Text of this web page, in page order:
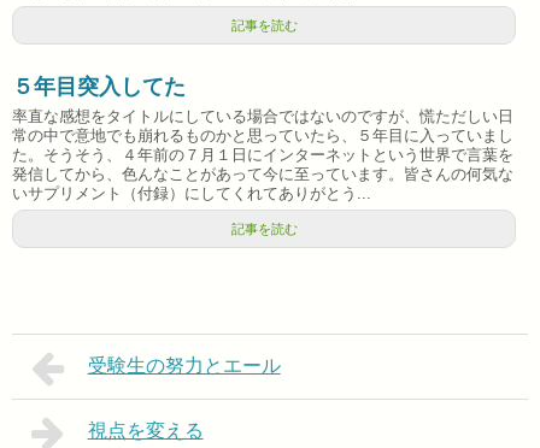
記事を読む
５年目突入してた
率直な感想をタイトルにしている場合ではないのですが、慌ただしい日
常の中で意地でも崩れるものかと思っていたら、５年目に入っていまし
た。そうそう、４年前の７月１日にインターネットという世界で言葉を
発信してから、色んなことがあって今に至っています。皆さんの何気な
いサプリメント（付録）にしてくれてありがとう...
記事を読む
受験生の努力とエール
視点を変える